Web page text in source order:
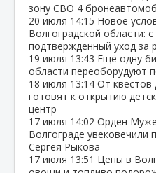
зону СВО 4
20 июля 14:15 Новое
Волгоградской области:
подтверждённый уход за
19 июля 13:43 Ещё одну
области переоборудуют
18 июля 13:14 От квестов
готовят к открытию
центр
17 июля 14:02 Орден
Волгограде
Сергея Рыкова
17 июля 13:51 Цены в